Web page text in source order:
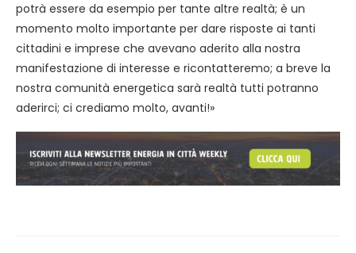
potrà essere da esempio per tante altre realtà; è un
momento molto importante per dare risposte ai tanti
cittadini e imprese che avevano aderito alla nostra
manifestazione di interesse e ricontatteremo; a breve la
nostra comunità energetica sarà realtà tutti potranno
aderirci; ci crediamo molto, avanti!»